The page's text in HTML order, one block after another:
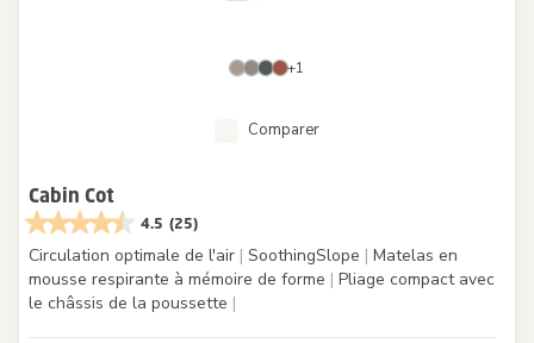
+1
Comparer
Cabin Cot
4.5 (25)
Circulation optimale de l'air | SoothingSlope | Matelas en
mousse respirante à mémoire de forme | Pliage compact avec
le châssis de la poussette |